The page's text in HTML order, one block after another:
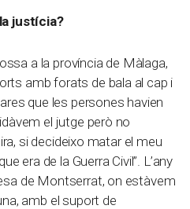
justícia?
a la província de Màlaga,
amb forats de bala al cap i
que les persones havien
el jutge però no
si decideixo matar el meu
era de la Guerra Civil”. L’any
de Montserrat, on estàvem
amb el suport de